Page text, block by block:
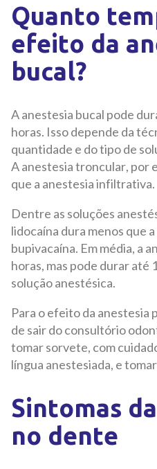
Quanto
efeito da
bucal?
A anestesia bucal pode
horas. Isso depende da
quantidade e do tipo de
A anestesia troncular, por
que a anestesia infiltrativa.
Dentre as soluções
lidocaína dura menos que
bupivacaína. Em média, a
horas, mas pode durar até
solução anestésica.
Para o efeito da anestesia
de sair do consultório
tomar sorvete, com
língua anestesiada, e
Sintomas
no dente